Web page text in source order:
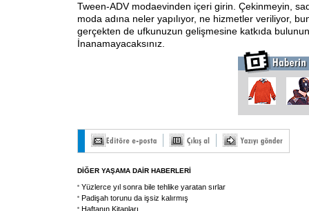
Tween-ADV modaevinden içeri girin. Çekinmeyin,
moda adına neler yapılıyor, ne hizmetler veriliyor,
gerçekten de ufkunuzun gelişmesine katkıda
İnanamayacaksınız.
DİĞER YAŞAMA DAİR HABERLERİ
Yüzlerce yıl sonra bile tehlike yaratan sırlar
Padişah torunu da işsiz kalırmış
Haftanın Kitapları